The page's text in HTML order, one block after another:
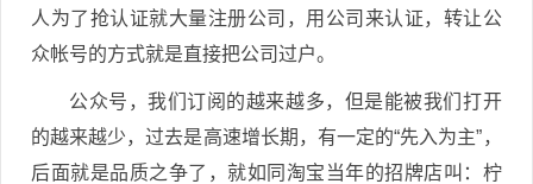
人为了抢认证就大量注册公司，用公司来认证，转让公
众帐号的方式就是直接把公司过户。
公众号，我们订阅的越来越多，但是能被我们打开
的越来越少，过去是高速增长期，有一定的“先入为主”，
后面就是品质之争了，就如同淘宝当年的招牌店叫：柠